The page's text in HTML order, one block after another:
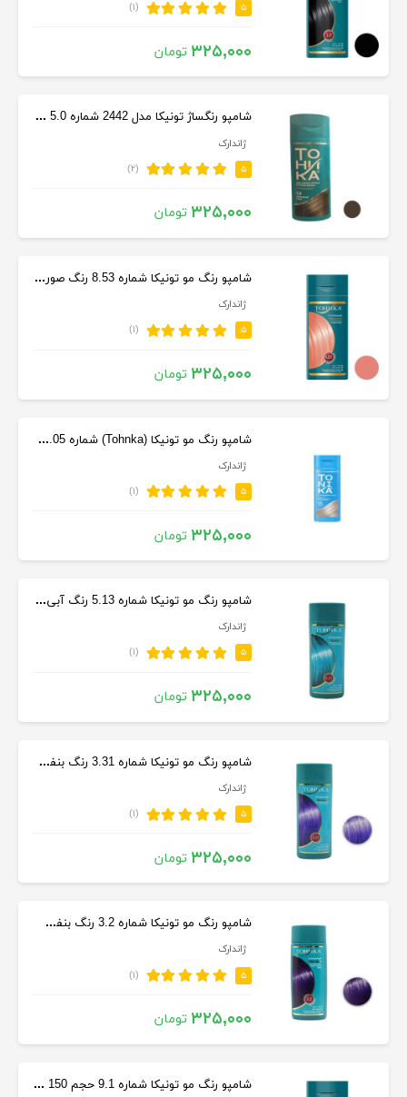
۵ (۱)
۳۲۵,۰۰۰ تومان
شامپو رنگساژ تونیکا مدل 2442 شماره 5.0 حجم 150 میل رنگ قهوه ای
ژاندارک
۵ (۲)
۳۲۵,۰۰۰ تومان
شامپو رنگ مو تونیکا شماره 8.53 رنگ صورتی ملایم حجم 150 میلی لیتر
ژاندارک
۵ (۱)
۳۲۵,۰۰۰ تومان
شامپو رنگ مو تونیکا (Tohnka) شماره 8.05 رنگ بژ سرد 150 میلی لیتر
ژاندارک
۵ (۱)
۳۲۵,۰۰۰ تومان
شامپو رنگ مو تونیکا شماره 5.13 رنگ آبی حجم 150 میلی لیتر
ژاندارک
۵ (۱)
۳۲۵,۰۰۰ تومان
شامپو رنگ مو تونیکا شماره 3.31 رنگ بنفش حجم 150 میلی لیتر
ژاندارک
۵ (۱)
۳۲۵,۰۰۰ تومان
شامپو رنگ مو تونیکا شماره 3.2 رنگ بنفش بادمجانی حجم 150 میل
ژاندارک
۵ (۱)
۳۲۵,۰۰۰ تومان
شامپو رنگ مو تونیکا شماره 9.1 حجم 150 میل رنگ بلوند پلاتینه